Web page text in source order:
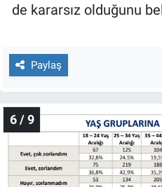
de kararsız olduğunu
Paylaş
6 / 9